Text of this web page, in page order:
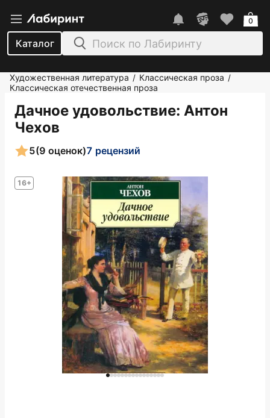
Каталог
0
Художественная литература / Классическая проза /
Классическая отечественная проза
Дачное удовольствие: Антон
Чехов
16+
5(9 оценок)7 рецензий